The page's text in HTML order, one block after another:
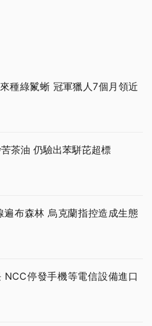
種綠鬣蜥 冠軍獵人7個月領近
茶油 仍驗出苯駢芘超標
遍布森林 烏克蘭指控造成生態
停發手機等電信設備進口